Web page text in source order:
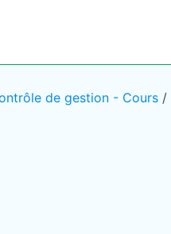
de gestion - Cours /